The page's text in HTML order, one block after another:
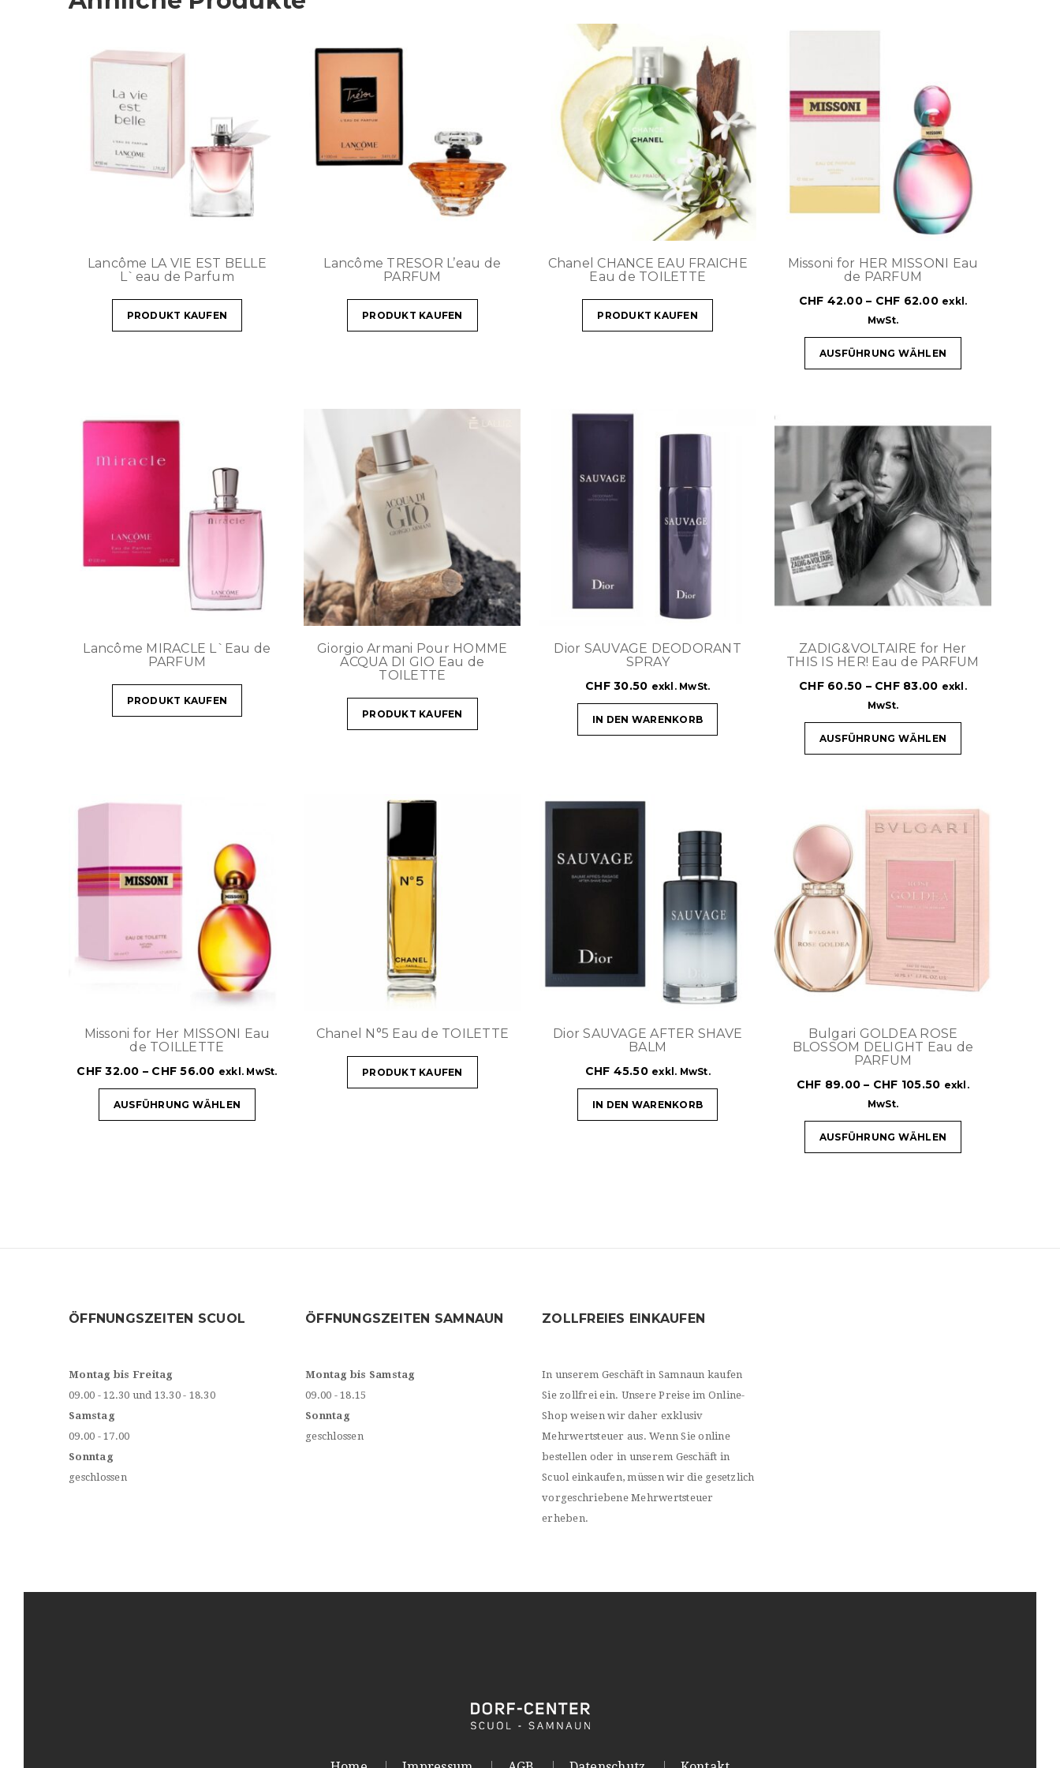
Lancôme LA VIE EST BELLE
L`eau de Parfum
PRODUKT KAUFEN
Lancôme TRESOR L’eau de
PARFUM
PRODUKT KAUFEN
Chanel CHANCE EAU FRAICHE
Eau de TOILETTE
PRODUKT KAUFEN
Missoni for HER MISSONI Eau
de PARFUM
CHF 42.00– CHF 62.00 exkl.
MwSt.
AUSFÜHRUNG WÄHLEN
Lancôme MIRACLE L`Eau de
PARFUM
PRODUKT KAUFEN
Giorgio Armani Pour HOMME
ACQUA DI GIO Eau de
TOILETTE
PRODUKT KAUFEN
Dior SAUVAGE DEODORANT
SPRAY
CHF30.50 exkl. MwSt.
IN DEN WARENKORB
ZADIG&VOLTAIRE for Her
THIS IS HER! Eau de PARFUM
CHF60.50 – CHF83.00 exkl.
MwSt.
AUSFÜHRUNG WÄHLEN
Missoni for Her MISSONI Eau
de TOILLETTE
CHF 32.00 – CHF 56.00 exkl. MwSt.
AUSFÜHRUNG WÄHLEN
Chanel N°5 Eau de TOILETTE
PRODUKT KAUFEN
Dior SAUVAGE AFTER SHAVE
BALM
CHF 45.50 exkl. MwSt.
IN DEN WARENKORB
Bulgari GOLDEA ROSE
BLOSSOM DELIGHT Eau de
PARFUM
CHF 89.00 – CHF 105.50 exkl.
MwSt.
AUSFÜHRUNG WÄHLEN
ÖFFNUNGSZEITEN SCUOL
Montag bis Freitag
09.00 - 12.30 und 13.30 - 18.30
Samstag
09.00 - 17.00
Sonntag
geschlossen
ÖFFNUNGSZEITEN SAMNAUN
Montag bis Samstag
09.00 - 18.15
Sonntag
geschlossen
ZOLLFREIES EINKAUFEN
In unserem Geschäft in Samnaun kaufen
Sie zollfrei ein. Unsere Preise im Online-
Shop weisen wir daher exklusiv
Mehrwertsteuer aus. Wenn Sie online
bestellen oder in unserem Geschäft in
Scuol einkaufen, müssen wir die gesetzlich
vorgeschriebene Mehrwertsteuer
erheben.